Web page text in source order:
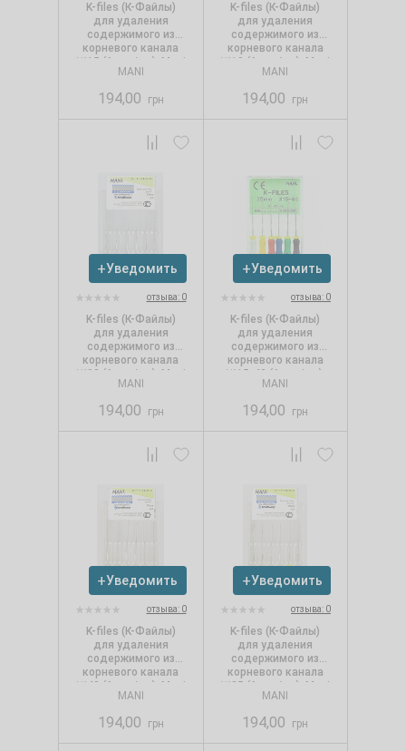
K-files (К-Файлы)
для удаления
содержимого из
корневого канала
№15 (6 шт./уп.), Mani
MANI
194,00 грн
K-files (К-Файлы)
для удаления
содержимого из
корневого канала
№10 (6 шт./уп.), Mani
MANI
194,00 грн
Уведомить
отзыва: 0
K-files (К-Файлы)
для удаления
содержимого из
корневого канала
№08 (6 шт./уп.), Mani
MANI
194,00 грн
Уведомить
отзыва: 0
K-files (К-Файлы)
для удаления
содержимого из
корневого канала
№15-40 (6 шт./уп.),
Mani
MANI
194,00 грн
Уведомить
отзыва: 0
K-files (К-Файлы)
для удаления
содержимого из
корневого канала
№40 (6 шт./уп.), Mani
MANI
194,00 грн
Уведомить
отзыва: 0
K-files (К-Файлы)
для удаления
содержимого из
корневого канала
№35 (6 шт./уп.), Mani
MANI
194,00 грн